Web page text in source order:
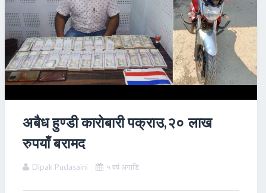
अबैध हुण्डी कारोबारी पक्राउ,२० लाख
रुपयाँ बरामद
Dipak Pudasaini ५ वर्ष अगाडि